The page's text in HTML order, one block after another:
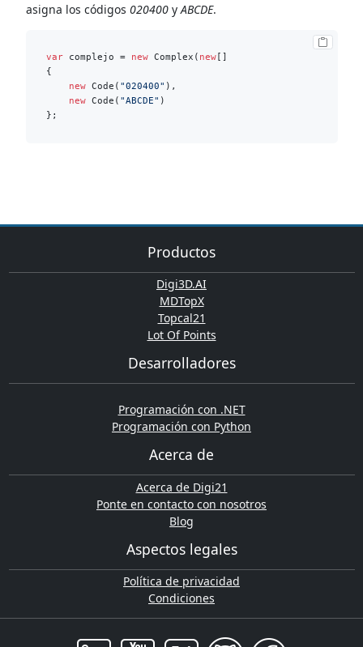
asigna los códigos 020400yABCDE.
var complejo = new Complex( new[]
{
new Code( "020400" ),
new Code( "ABCDE" )
Productos
Digi3D.AI
MDTopX
Topcal21
Lot Of Points
Desarrolladores
Programación con .NET
Programación con Python
Acerca de
Acerca de Digi21
Ponte en contacto con nosotros
Blog
Aspectos legales
Política de privacidad
Condiciones